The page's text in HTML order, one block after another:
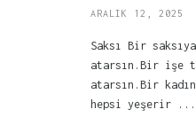
ARALIK 12, 2025
Saksı Bir
atarsın.Bir işe
atarsın.Bir
hepsi yeşerir ...